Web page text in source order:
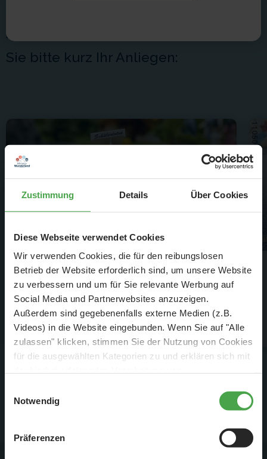
Zustimmung Details Über Cookies
Diese Webseite verwendet Cookies
Wir verwenden Cookies, die für den reibungslosen
Betrieb der Website erforderlich sind, um unsere Website
zu verbessern und um für Sie relevante Werbung auf
Social Media und Partnerwebsites anzuzeigen.
Außerdem sind gegebenenfalls externe Medien (z.B.
Videos) in die Website eingebunden. Wenn Sie auf "Alle
zulassen" klicken, stimmen Sie der Nutzung von Cookies
für die ausgewählten Kategorien zu und erklären sich mit
diese Einstellungen jederzeit über die Schaltfläche
zustimmen, beschränken wir uns auf die technisch
notwendigen Cookies. Weitere Informationen finden Sie in
Notwendig
Präferenzen
Ansprechpartner bei uns geht, wählen
Sie bitte kurz Ihr Anliegen:
Gruppenanmeldung
Details
Alle Antworten werden Sie sicher auch in unseren FAQs beim